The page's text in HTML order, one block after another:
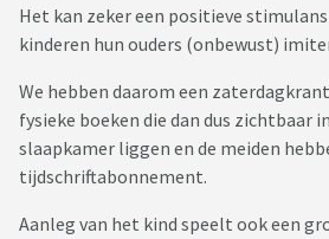
Het kan zeker een positieve
kinderen hun ouders (onbewust)
We hebben daarom een
fysieke boeken die dan dus zichtbaar
slaapkamer liggen en de meiden
tijdschriftabonnement.
Aanleg van het kind speelt ook een